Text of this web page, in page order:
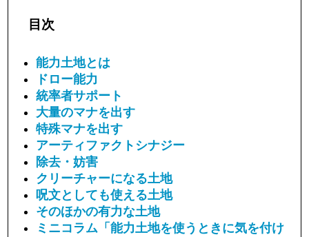
目次
能力土地とは
ドロー能力
統率者サポート
大量のマナを出す
特殊マナを出す
アーティファクトシナジー
除去・妨害
クリーチャーになる土地
呪文としても使える土地
そのほかの有力な土地
ミニコラム「能力土地を使うときに気を付け